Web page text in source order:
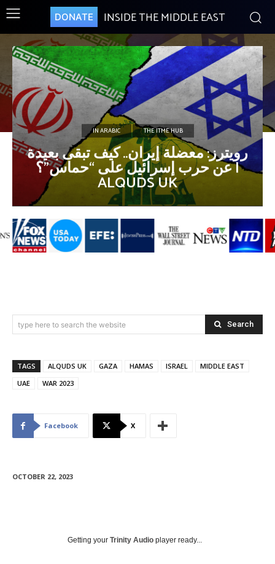
DONATE INSIDE THE MIDDLE EAST
IN ARABIC THE ITME HUB
رويترز: معضلة إيران.. كيف تبقى بعيدة
عن حرب إسرائيل على “حماس”؟ |
ALQUDS UK
type here to search the website Search
TAGS ALQUDS UK GAZA HAMAS ISRAEL
MIDDLE EAST
UAE
WAR 2023
Facebook X
OCTOBER 22, 2023
Getting your Trinity Audio player ready...